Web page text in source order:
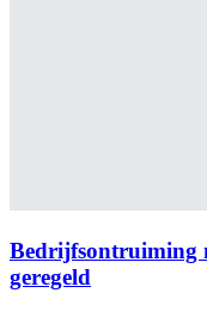
Bedrijfsontruiming
geregeld